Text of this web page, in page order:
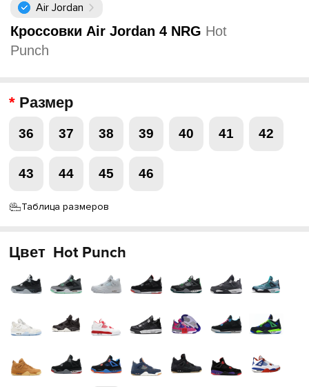
Air Jordan
Кроссовки Air Jordan 4 NRG Hot
Punch
Размер
36 37 38 39 40 41 42
43 44 45 46
Таблица размеров
Цвет Hot Punch